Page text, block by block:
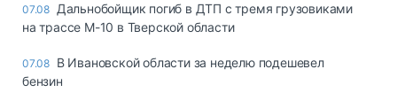
07.08 Дальнобойщик погиб в ДТП с тремя грузовиками
на трассе М-10 в Тверской области
07.08 В Ивановской области за неделю подешевел
бензин